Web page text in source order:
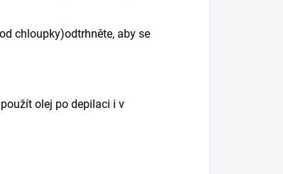
chloupky)odtrhněte, aby se
olej po depilaci i v